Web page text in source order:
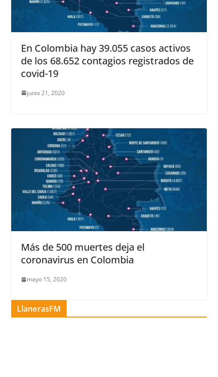
En Colombia hay 39.055 casos activos
de los 68.652 contagios registrados de
covid-19
junio 21, 2020
Más de 500 muertes deja el
coronavirus en Colombia
mayo 15, 2020
LlanerasFM